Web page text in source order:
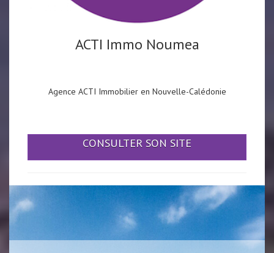
ACTI Immo Noumea
Agence ACTI Immobilier en Nouvelle-Calédonie
CONSULTER SON SITE